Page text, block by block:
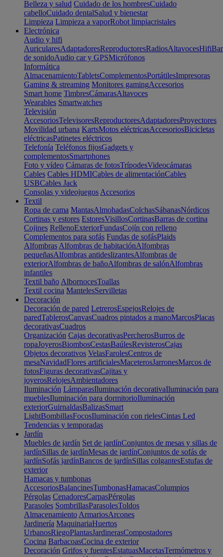
Belleza y salud Cuidado de los hombresCuidado
cabelloCuidado dentalSalud y bienestar
Limpieza Limpieza a vaporRobot limpiacristales
Electrónica
Audio y hifi
AuricularesAdaptadoresReproductoresRadiosAltavocesHifi
de sonidoAudio car y GPSMicrófonos
Informática
AlmacenamientoTabletsComplementosPortátilesImpresoras
Gaming & streaming Monitores gamingAccesorios
Smart home TimbresCámarasAltavoces
Wearables Smartwatches
Televisión
AccesoriosTelevisoresReproductoresAdaptadoresProyectores
Movilidad urbana KartsMotos eléctricasAccesoriosBicicletas
eléctricasPatinetes eléctricos
Telefonía Teléfonos fijosGadgets y
complementosSmartphones
Foto y vídeo Cámaras de fotosTrípodesVideocámaras
Cables Cables HDMICables de alimentaciónCables
USBCables Jack
Consolas y videojuegos Accesorios
Textil
Ropa de cama MantasAlmohadasColchasSábanasNórdicos
Cortinas y estores EstoresVisillosCortinasBarras de cortina
Cojines RellenoExteriorFundasCojín con relleno
Complementos para sofás Fundas de sofásPlaids
Alfombras Alfombras de habitaciónAlfombras
pequeñasAlfombras antideslizantesAlfombras de
exteriorAlfombras de bañoAlfombras de salónAlfombras
infantiles
Textil baño AlbornocesToallas
Textil cocina MantelesServilletas
Decoración
Decoración de pared LetrerosEspejosRelojes de
paredTablerosCanvasCuadros pintados a manoMarcosPlacas
decorativasCuadros
Organización Cajas decorativasPercherosBurros de
ropaJoyerosBiombosCestasBaúlesRevisterosCajas
Objetos decorativos VelasFarolesCentros de
mesaNavidadFlores artificialesMaceterosJarronesMarcos de
fotosFiguras decorativasCajitas y
joyerosRelojesAmbientadores
Iluminación LámparasIluminación decorativaIluminación para
mueblesIluminación para dormitorioIluminación
exteriorGuirnaldasBalizasSmart
LightBombillasFocosIluminación con rielesCintas Led
Tendencias y temporadas
Jardín
Muebles de jardín Set de jardínConjuntos de mesas y sillas de
jardínSillas de jardínMesas de jardínConjuntos de sofás de
jardínSofás jardínBancos de jardínSillas colgantesEstufas de
exterior
Hamacas y tumbonas
AccesoriosBalancinesTumbonasHamacasColumpios
Pérgolas CenadoresCarpasPérgolas
Parasoles SombrillasParasolesToldos
Almacenamiento ArmariosArcones
Jardinería MaquinariaHuertos
UrbanosRiegoPlantasJardinerasCompostadores
Cocina BarbacoasCocina de exterior
Decoración Grifos y fuentesEstatuasMacetasTermómetros y